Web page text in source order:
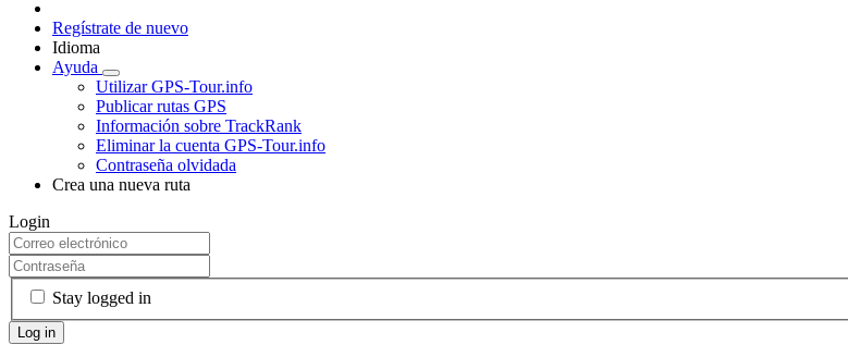
Regístrate de nuevo
Idioma
Ayuda
Utilizar GPS-Tour.info
Publicar rutas GPS
Información sobre TrackRank
Eliminar la cuenta GPS-Tour.info
Contraseña olvidada
Crea una nueva ruta
Login
Stay logged in